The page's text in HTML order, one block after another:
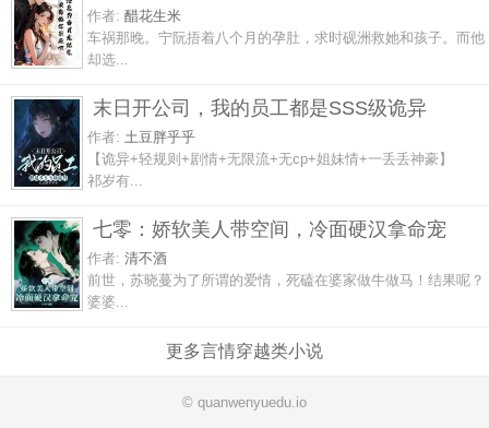
作者: 醋花生米
车祸那晚。宁阮捂着八个月的孕肚，求时砚洲救她和孩子。而他
却选...
末日开公司，我的员工都是SSS级诡异
作者: 土豆胖乎乎
【诡异+轻规则+剧情+无限流+无cp+姐妹情+一丢丢神豪】
祁岁有...
七零：娇软美人带空间，冷面硬汉拿命宠
作者: 清不酒
前世，苏晓蔓为了所谓的爱情，死磕在婆家做牛做马！结果呢？
婆婆...
更多言情穿越类小说
© quanwenyuedu.io